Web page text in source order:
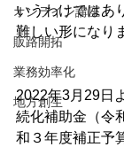
オンライン講座
販路開拓
業務効率化
地方創生
いうわけではあ
難しい形になり
2022年3月29日
続化補助金（令
和３年度補正予